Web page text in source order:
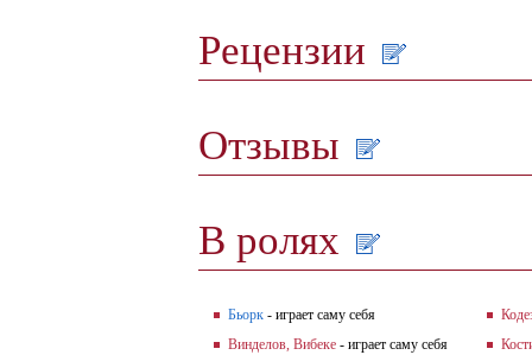
Рецензии
Отзывы
В ролях
Бьорк - играет саму себя
Винделов, Вибеке - играет саму себя